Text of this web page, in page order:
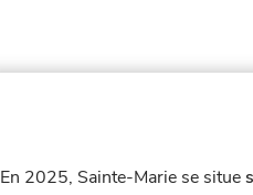
En 2025, Sainte-Marie se situe